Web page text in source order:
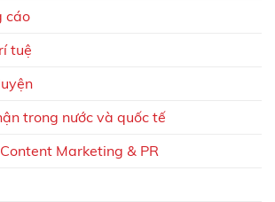
cáo
tuệ
trong nước và quốc tế
Marketing & PR